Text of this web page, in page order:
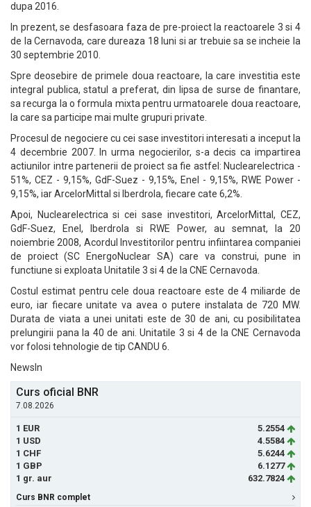
dupa 2016.
In prezent, se desfasoara faza de pre-proiect la reactoarele 3 si 4
de la Cernavoda, care dureaza 18 luni si ar trebuie sa se incheie la
30 septembrie 2010.
Spre deosebire de primele doua reactoare, la care investitia este
integral publica, statul a preferat, din lipsa de surse de finantare,
sa recurga la o formula mixta pentru urmatoarele doua reactoare,
la care sa participe mai multe grupuri private.
Procesul de negociere cu cei sase investitori interesati a inceput la
4 decembrie 2007. In urma negocierilor, s-a decis ca impartirea
actiunilor intre partenerii de proiect sa fie astfel: Nuclearelectrica -
51%, CEZ - 9,15%, GdF-Suez - 9,15%, Enel - 9,15%, RWE Power -
9,15%, iar ArcelorMittal si Iberdrola, fiecare cate 6,2%.
Apoi, Nuclearelectrica si cei sase investitori, ArcelorMittal, CEZ,
GdF-Suez, Enel, Iberdrola si RWE Power, au semnat, la 20
noiembrie 2008, Acordul Investitorilor pentru infiintarea companiei
de proiect (SC EnergoNuclear SA) care va construi, pune in
functiune si exploata Unitatile 3 si 4 de la CNE Cernavoda.
Costul estimat pentru cele doua reactoare este de 4 miliarde de
euro, iar fiecare unitate va avea o putere instalata de 720 MW.
Durata de viata a unei unitati este de 30 de ani, cu posibilitatea
prelungirii pana la 40 de ani. Unitatile 3 si 4 de la CNE Cernavoda
vor folosi tehnologie de tip CANDU 6.
NewsIn
Curs oficial BNR
7.08.2026
1 EUR
5.2554
1 USD
4.5584
1 CHF
5.6244
1 GBP
6.1277
1 gr. aur
632.7824
Curs BNR complet